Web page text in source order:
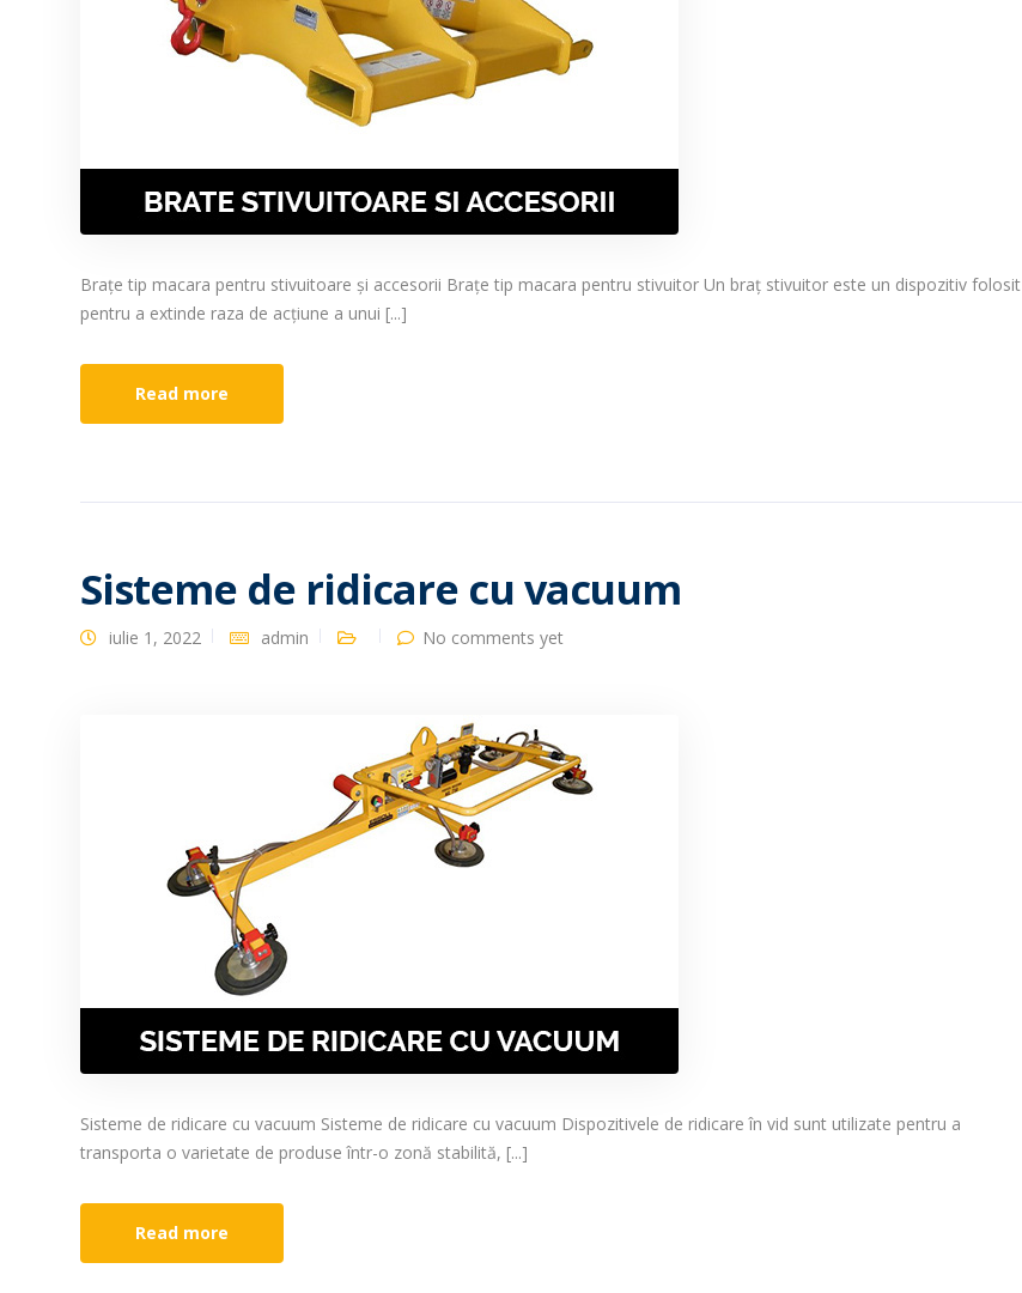
Brațe tip macara pentru stivuitoare și accesorii Brațe tip macara pentru stivuitor Un braț stivuitor este un dispozitiv folosit
pentru a extinde raza de acțiune a unui [...]
Read more
Sisteme de ridicare cu vacuum
iulie 1, 2022 admin No comments yet
Sisteme de ridicare cu vacuum Sisteme de ridicare cu vacuum Dispozitivele de ridicare în vid sunt utilizate pentru a
transporta o varietate de produse într-o zonă stabilită, [...]
Read more